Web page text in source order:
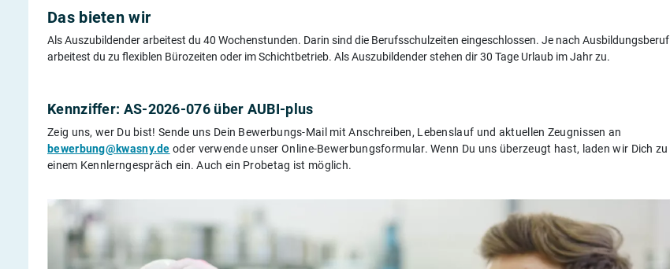
Das bieten wir
Als Auszubildender arbeitest du 40 Wochenstunden. Darin sind die Berufsschulzeiten eingeschlossen. Je nach Ausbildungsberuf
arbeitest du zu flexiblen Bürozeiten oder im Schichtbetrieb. Als Auszubildender stehen dir 30 Tage Urlaub im Jahr zu.
Kennziffer: AS-2026-076 über AUBI-plus
Zeig uns, wer Du bist! Sende uns Dein Bewerbungs-Mail mit Anschreiben, Lebenslauf und aktuellen Zeugnissen an
bewerbung@kwasny.de oder verwende unser Online-Bewerbungsformular. Wenn Du uns überzeugt hast, laden wir Dich zu
einem Kennlerngespräch ein. Auch ein Probetag ist möglich.